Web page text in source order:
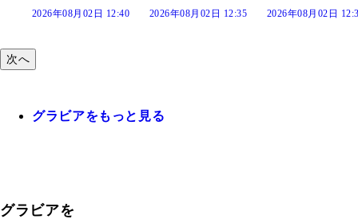
2026年08月02日 12:35 2026年08月02日 12:30 2026年08月02日
次へ
グラビアをもっと見る
グラビアを